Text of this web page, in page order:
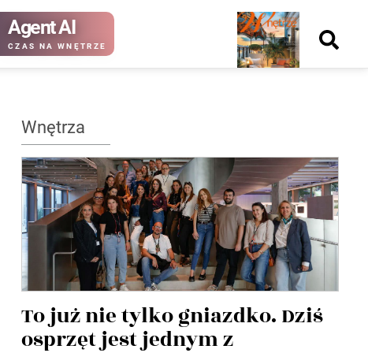
Agent AI
CZAS NA WNĘTRZE
Nowy
numer
kup ten
numer
Wydanie papierowe
kup ten
numer
Wydanie cyfrowe
Wnętrza
To już nie tylko gniazdko. Dziś
osprzęt jest jednym z